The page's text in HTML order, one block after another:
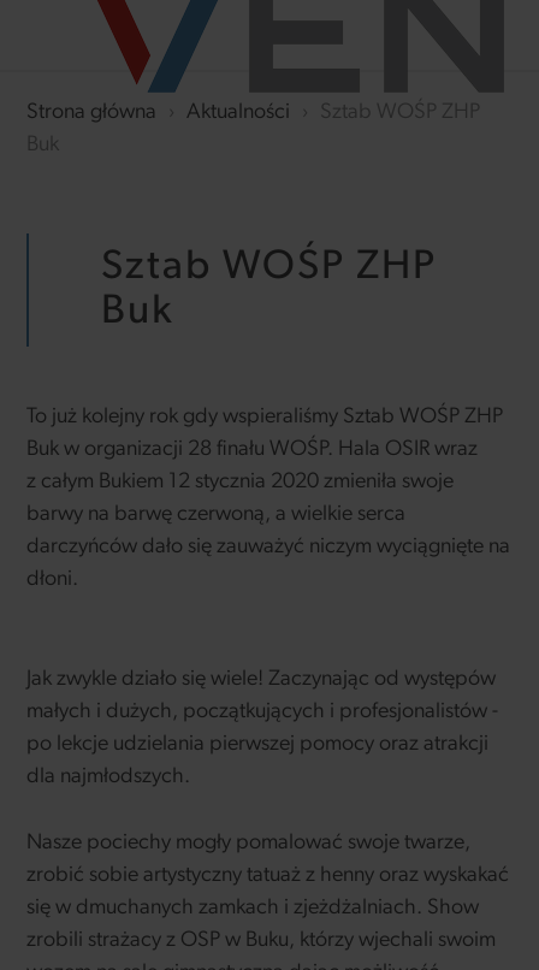
Strona główna › Aktualności ›
Sztab WOŚP ZHP
Buk
Sztab WOŚP ZHP
Buk
To już kolejny rok gdy wspieraliśmy Sztab WOŚP ZHP
Buk w organizacji 28 finału WOŚP. Hala OSIR wraz
z całym Bukiem 12 stycznia 2020 zmieniła swoje
barwy na barwę czerwoną, a wielkie serca
darczyńców dało się zauważyć niczym wyciągnięte na
dłoni.
Jak zwykle działo się wiele! Zaczynając od występów
małych i dużych, początkujących i profesjonalistów -
po lekcje udzielania pierwszej pomocy oraz atrakcji
dla najmłodszych.
Nasze pociechy mogły pomalować swoje twarze,
zrobić sobie artystyczny tatuaż z henny oraz wyskakać
się w dmuchanych zamkach i zjeżdżalniach. Show
zrobili strażacy z OSP w Buku, którzy wjechali swoim